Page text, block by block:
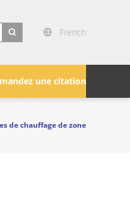
French
une citation
de chauffage de zone